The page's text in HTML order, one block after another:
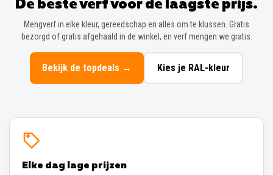
De beste verf voor de laagste prijs.
Mengverf in elke kleur, gereedschap en alles om te klussen. Gratis
bezorgd of gratis afgehaald in de winkel, en verf mengen we gratis.
Bekijk de topdeals → Kies je RAL-kleur
Elke dag lage prijzen